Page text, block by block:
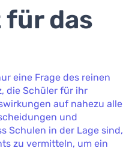
das
eine Frage des reinen
die Schüler für ihr
auf nahezu alle
und
Schulen in der Lage sind,
zu vermitteln, um ein